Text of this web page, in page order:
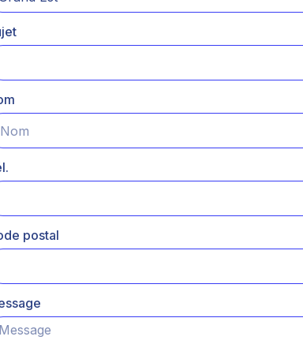
postal